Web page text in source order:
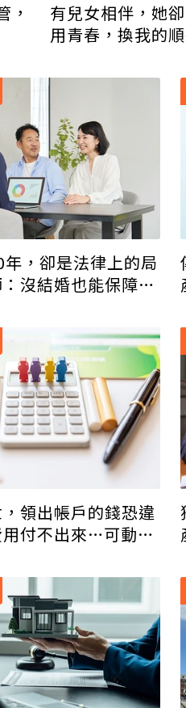
，
有兒女相伴，她
用青春，換我的
，卻是法律上的局
沒結婚也能保障對
領出帳戶的錢恐違
付不出來…可動用